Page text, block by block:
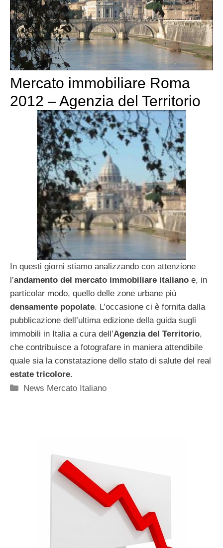
Mercato immobiliare Roma
2012 – Agenzia del Territorio
In questi giorni stiamo analizzando con attenzione
l’andamento del mercato immobiliare italiano e, in
particolar modo, quello delle zone urbane più
densamente popolate. L’occasione ci è fornita dalla
pubblicazione dell’ultima edizione della guida sugli
immobili in Italia a cura dell’Agenzia del Territorio,
che contribuisce a fotografare in maniera attendibile
quale sia la constatazione dello stato di salute del real
estate tricolore.
Categorie
News Mercato Italiano